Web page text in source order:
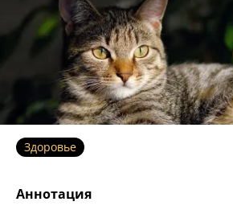
Здоровье
Аннотация